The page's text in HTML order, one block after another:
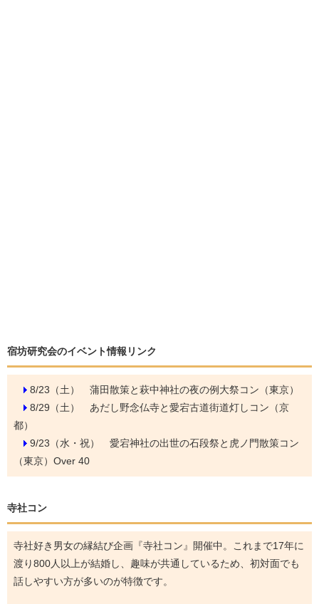
宿坊研究会のイベント情報リンク
8/23（土） 蒲田散策と萩中神社の夜の例大祭コン（東京）
8/29（土） あだし野念仏寺と愛宕古道街道灯しコン（京
都）
9/23（水・祝） 愛宕神社の出世の石段祭と虎ノ門散策コン
（東京）Over 40
寺社コン
寺社好き男女の縁結び企画『寺社コン』開催中。これまで17年に
渡り800人以上が結婚し、趣味が共通しているため、初対面でも
話しやすい方が多いのが特徴です。